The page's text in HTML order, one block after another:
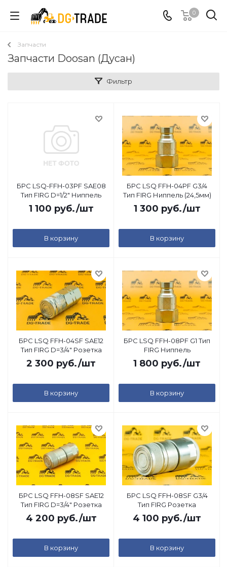
0
Запчасти
Запчасти Doosan (Дусан)
Фильтр
БРС LSQ-FFH-03PF SAE08
Тип FIRG D=1/2" Ниппель
1 100 руб./шт
В корзину
БРС LSQ FFH-04PF G3/4
Тип FIRG Ниппель (24,5мм)
1 300 руб./шт
В корзину
БРС LSQ FFH-04SF SAE12
Тип FIRG D=3/4" Розетка
2 300 руб./шт
В корзину
БРС LSQ FFH-08PF G1 Тип
FIRG Ниппель
1 800 руб./шт
В корзину
БРС LSQ FFH-08SF SAE12
Тип FIRG D=3/4" Розетка
4 200 руб./шт
В корзину
БРС LSQ FFH-08SF G3/4
Тип FIRG Розетка
4 100 руб./шт
В корзину